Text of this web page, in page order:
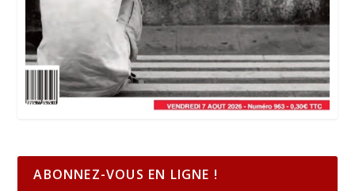
ABONNEZ-VOUS EN LIGNE !